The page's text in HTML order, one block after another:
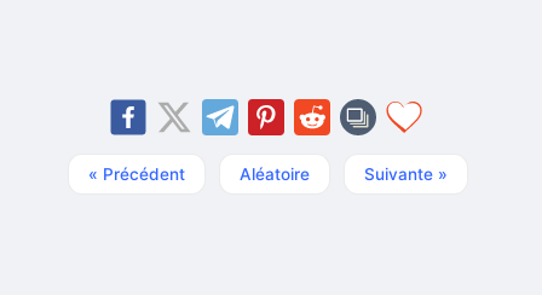
« Précédent Aléatoire Suivante »